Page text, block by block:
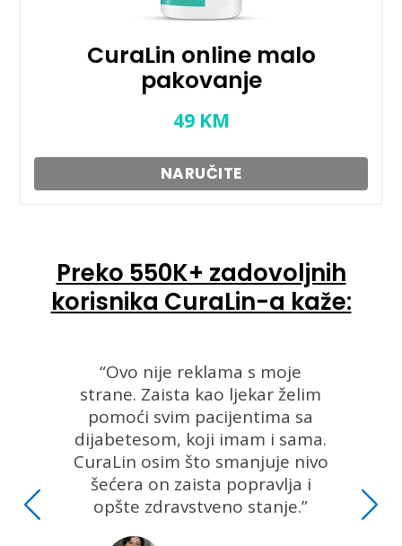
CuraLin online malo
pakovanje
49 KM
NARUČITE
Preko 550K+ zadovoljnih
korisnika CuraLin-a kaže:
“Ovo nije reklama s moje
strane. Zaista kao ljekar želim
pomoći svim pacijentima sa
dijabetesom, koji imam i sama.
CuraLin osim što smanjuje nivo
šećera on zaista popravlja i
opšte zdravstveno stanje.”